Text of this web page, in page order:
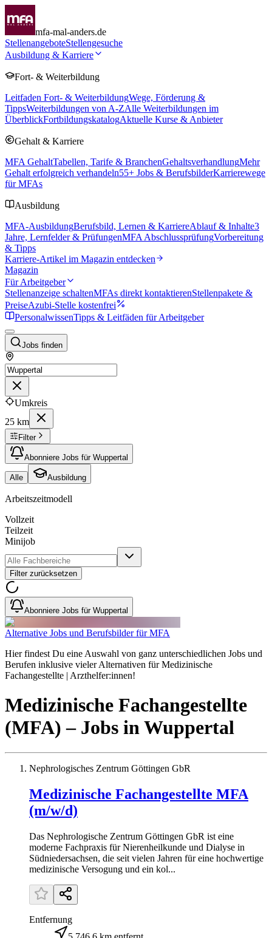
mfa-mal-anders.de
StellenangeboteStellengesuche
Ausbildung & Karriere
Fort- & Weiterbildung
Leitfaden Fort- & WeiterbildungWege, Förderung &
TippsWeiterbildungen von A-ZAlle Weiterbildungen im
ÜberblickFortbildungskatalogAktuelle Kurse & Anbieter
Gehalt & Karriere
MFA GehaltTabellen, Tarife & BranchenGehaltsverhandlungMehr
Gehalt erfolgreich verhandeln55+ Jobs & BerufsbilderKarrierewege
für MFAs
Ausbildung
MFA-AusbildungBerufsbild, Lernen & KarriereAblauf & Inhalte3
Jahre, Lernfelder & PrüfungenMFA AbschlussprüfungVorbereitung
& Tipps
Karriere-Artikel im Magazin entdecken
Magazin
Für Arbeitgeber
Stellenanzeige schaltenMFAs direkt kontaktierenStellenpakete &
PreiseAzubi-Stelle kostenfrei
PersonalwissenTipps & Leitfäden für Arbeitgeber
Jobs finden
Umkreis
25 km
Filter
Abonniere Jobs für Wuppertal
Alle Ausbildung
Arbeitszeitmodell
Vollzeit
Teilzeit
Minijob
Filter zurücksetzen
Abonniere Jobs für Wuppertal
Alternative Jobs und Berufsbilder für MFA
Hier findest Du eine Auswahl von ganz unterschiedlichen Jobs und
Berufen inklusive vieler Alternativen für Medizinische
Fachangestellte | Arzthelfer:innen!
Medizinische Fachangestellte
(MFA) – Jobs inWuppertal
Nephrologisches Zentrum Göttingen GbR
Medizinische Fachangestellte MFA
(m/w/d)
Das Nephrologische Zentrum Göttingen GbR ist eine
moderne Fachpraxis für Nierenheilkunde und Dialyse in
Südniedersachsen, die seit vielen Jahren für eine hochwertige
medizinische Versogung und ein kol...
Entfernung